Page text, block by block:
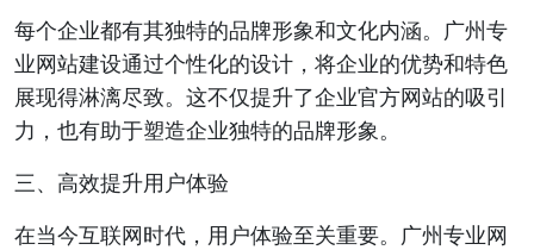
每个企业都有其独特的品牌形象和文化内涵。广州专
业网站建设通过个性化的设计，将企业的优势和特色
展现得淋漓尽致。这不仅提升了企业官方网站的吸引
力，也有助于塑造企业独特的品牌形象。
三、高效提升用户体验
在当今互联网时代，用户体验至关重要。广州专业网